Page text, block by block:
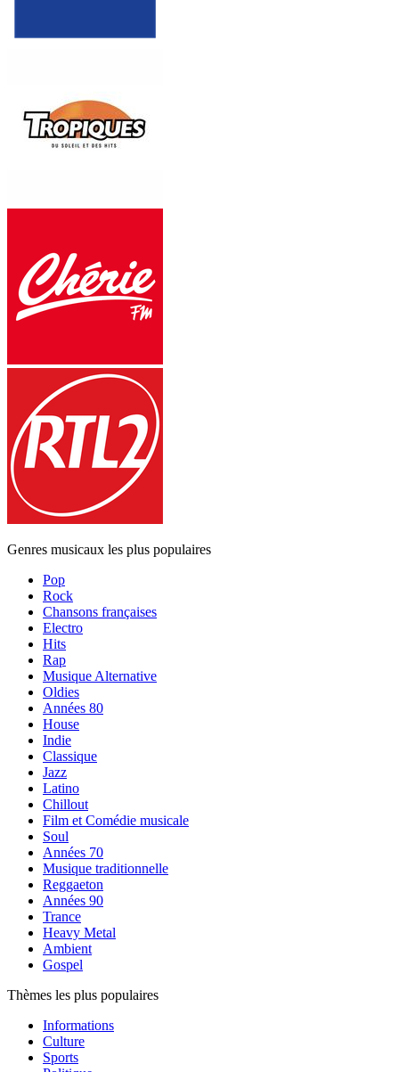
Genres musicaux les plus populaires
Pop
Rock
Chansons françaises
Electro
Hits
Rap
Musique Alternative
Oldies
Années 80
House
Indie
Classique
Jazz
Latino
Chillout
Film et Comédie musicale
Soul
Années 70
Musique traditionnelle
Reggaeton
Années 90
Trance
Heavy Metal
Ambient
Gospel
Thèmes les plus populaires
Informations
Culture
Sports